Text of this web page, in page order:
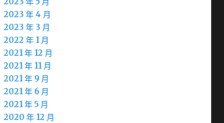
2023 年 4 月
2023 年 3 月
2022 年 1 月
2021 年 12 月
2021 年 11 月
2021 年 9 月
2021 年 6 月
2021 年 5 月
2020 年 12 月